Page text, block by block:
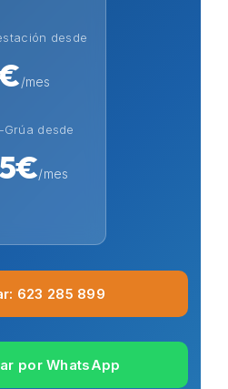
desde
/mes
Grúa desde
/mes
623 285 899
por WhatsApp